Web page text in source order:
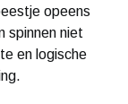
opeens
spinnen niet
en logische